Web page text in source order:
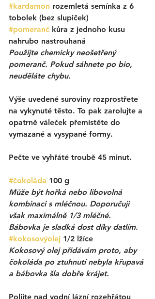
#kardamon rozemletá semínka z 6
tobolek (bez slupiček)
#pomeranč kůra z jednoho kusu
nahrubo nastrouhaná
Použijte chemicky neošetřený
pomeranč. Pokud sáhnete po bio,
neuděláte chybu.
Výše uvedené suroviny rozprostřete
na vykynuté těsto. To pak zarolujte a
opatrně váleček přemístěte do
vymazané a vysypané formy.
Pečte ve vyhřáté troubě 45 minut.
#čokoláda 100 g
Může být hořká nebo libovolná
kombinaci s mléčnou. Doporučuji
však maximálně 1/3 mléčné.
Bábovka je sladká dost díky datlím.
#kokosovýolej 1/2 lžíce
Kokosový olej přidávám proto, aby
čokoláda po ztuhnutí nebyla křupavá
a bábovka šla dobře krájet.
Polijte nad vodní lázní rozehřátou